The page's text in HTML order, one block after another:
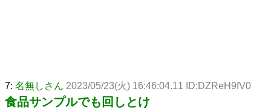
7: 名無しさん 2023/05/23(火) 16:46:04.11 ID:DZReH9fV0
食品サンプルでも回しとけ